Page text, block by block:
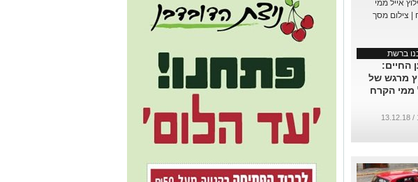
ברשת
החיים:
מרגש של
ממי הקרח